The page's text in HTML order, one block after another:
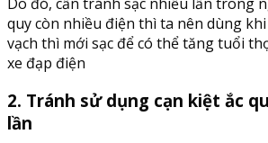
quy còn nhiều điện thì ta nên dùng
vạch thì mới sạc để có thể tăng tuổi
xe đạp điện
2. Tránh sử dụng cạn kiệt ắc
lần